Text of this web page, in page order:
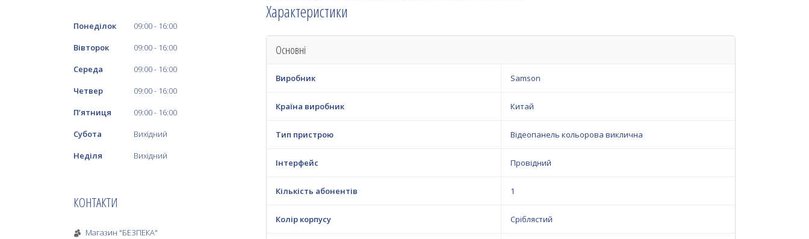
Характеристики
Основні
Виробник Samson
Країна виробник Китай
Тип пристрою Відеопанель кольорова виклична
Інтерфейс Провідний
Кількість абонентів 1
Колір корпусу Сріблястий
Понеділок 09:00
16:00
Вівторок
09:00
16:00
Середа
09:00
16:00
Четвер
09:00
16:00
Пʼятниця
09:00
16:00
Субота
Вихідний
Неділя
Вихідний
КОНТАКТИ
Магазин "БЕЗПЕКА"